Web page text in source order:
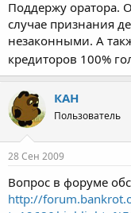
Поддержу оратора.
случае признания
незаконными. А
кредиторов 100%
КАН
Пользователь
28 Сен 2009
Вопрос в форуме
http://